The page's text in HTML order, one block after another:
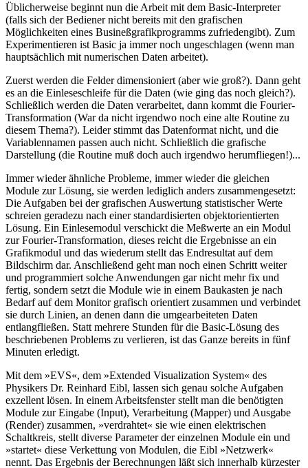
Üblicherweise beginnt nun die Arbeit mit dem Basic-Interpreter
(falls sich der Bediener nicht bereits mit den grafischen
Möglichkeiten eines Busineßgrafikprogramms zufriedengibt). Zum
Experimentieren ist Basic ja immer noch ungeschlagen (wenn man
hauptsächlich mit numerischen Daten arbeitet).
Zuerst werden die Felder dimensioniert (aber wie groß?). Dann geht
es an die Einleseschleife für die Daten (wie ging das noch gleich?).
Schließlich werden die Daten verarbeitet, dann kommt die Fourier-
Transformation (War da nicht irgendwo noch eine alte Routine zu
diesem Thema?). Leider stimmt das Datenformat nicht, und die
Variablennamen passen auch nicht. Schließlich die grafische
Darstellung (die Routine muß doch auch irgendwo herumfliegen!)...
Immer wieder ähnliche Probleme, immer wieder die gleichen
Module zur Lösung, sie werden lediglich anders zusammengesetzt:
Die Aufgaben bei der grafischen Auswertung statistischer Werte
schreien geradezu nach einer standardisierten objektorientierten
Lösung. Ein Einlesemodul verschickt die Meßwerte an ein Modul
zur Fourier-Transformation, dieses reicht die Ergebnisse an ein
Grafikmodul und das wiederum stellt das Endresultat auf dem
Bildschirm dar. Anschließend geht man noch einen Schritt weiter
und programmiert solche Anwendungen gar nicht mehr fix und
fertig, sondern setzt die Module wie in einem Baukasten je nach
Bedarf auf dem Monitor grafisch orientiert zusammen und verbindet
sie durch Linien, an denen dann die umgearbeiteten Daten
entlangfließen. Statt mehrere Stunden für die Basic-Lösung des
beschriebenen Problems zu verlieren, ist das Ganze bereits in fünf
Minuten erledigt.
Mit dem »EVS«, dem »Extended Visualization System« des
Physikers Dr. Reinhard Eibl, lassen sich genau solche Aufgaben
exzellent lösen. In einem Arbeitsfenster stellt man die benötigten
Module zur Eingabe (Input), Verarbeitung (Mapper) und Ausgabe
(Render) zusammen, »verdrahtet« sie wie einen elektrischen
Schaltkreis, stellt diverse Parameter der einzelnen Module ein und
»startet« diese Verkettung von Modulen, die Eibl »Netzwerk«
nennt. Das Ergebnis der Berechnungen läßt sich innerhalb kürzester